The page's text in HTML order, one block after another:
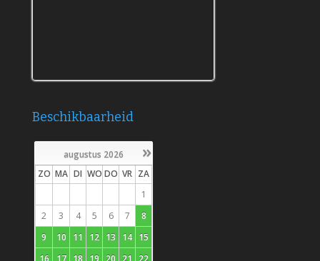
Beschikbaarheid
»
augustus 2026
ZO MA DI WO DO VR ZA
1
2
3 4 5 6 7
8
9
10 11 12 13 14 15